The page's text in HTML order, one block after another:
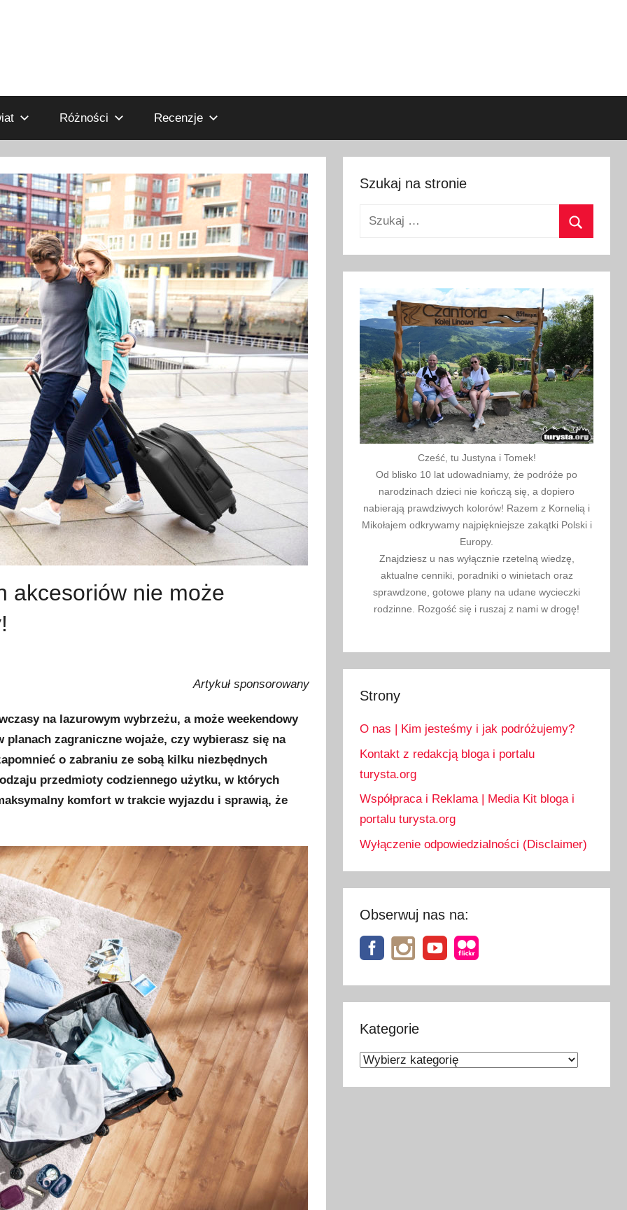
Różności Recenzje
akcesoriów nie może
Artykuł sponsorowany
na lazurowym wybrzeżu, a może weekendowy
zagraniczne wojaże, czy wybierasz się na
o zabraniu ze sobą kilku niezbędnych
przedmioty codziennego użytku, w których
komfort w trakcie wyjazdu i sprawią, że
Szukaj na stronie
Szukaj:
Cześć, tu Justyna i Tomek!
Od blisko 10 lat udowadniamy, że podróże po
narodzinach dzieci nie kończą się, a dopiero
nabierają prawdziwych kolorów! Razem z Kornelią i
Mikołajem odkrywamy najpiękniejsze zakątki Polski i
Europy.
Znajdziesz u nas wyłącznie rzetelną wiedzę,
aktualne cenniki, poradniki o winietach oraz
sprawdzone, gotowe plany na udane wycieczki
rodzinne. Rozgość się i ruszaj z nami w drogę!
Strony
O nas | Kim jesteśmy i jak podróżujemy?
Kontakt z redakcją bloga i portalu
turysta.org
Współpraca i Reklama | Media Kit bloga i
portalu turysta.org
Wyłączenie odpowiedzialności (Disclaimer)
Obserwuj nas na:
Kategorie
Kategorie